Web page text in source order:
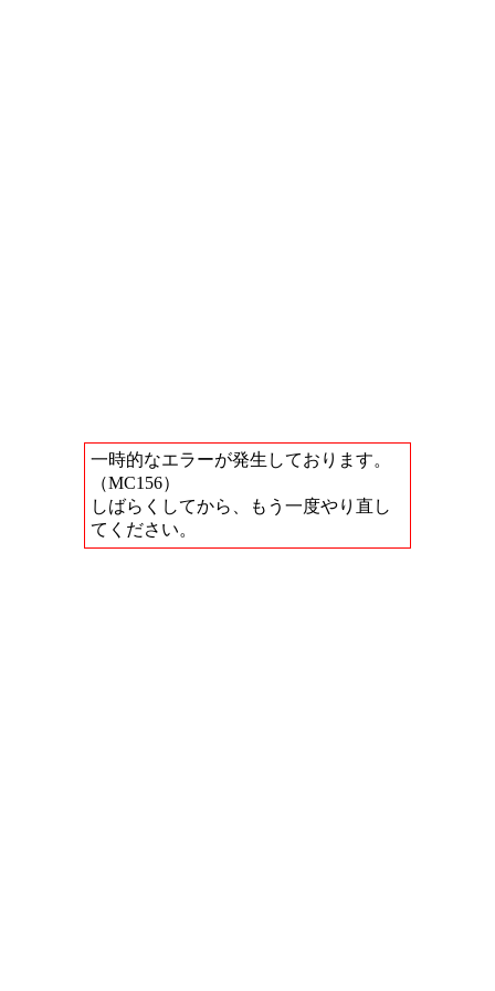
一時的なエラーが発生しております。
（MC156）
しばらくしてから、もう一度やり直し
てください。